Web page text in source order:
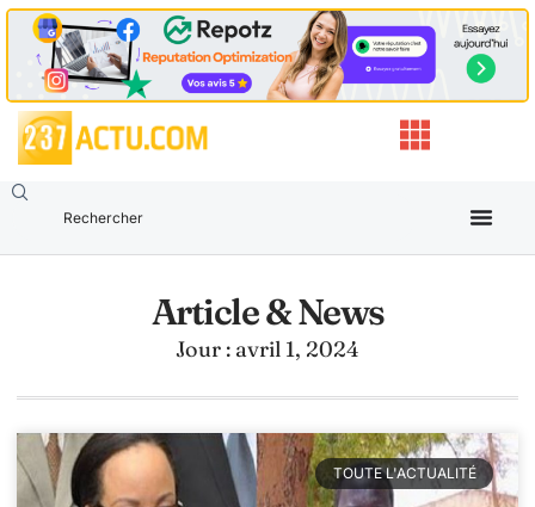
Article & News
Jour : avril 1, 2024
TOUTE L'ACTUALITÉ